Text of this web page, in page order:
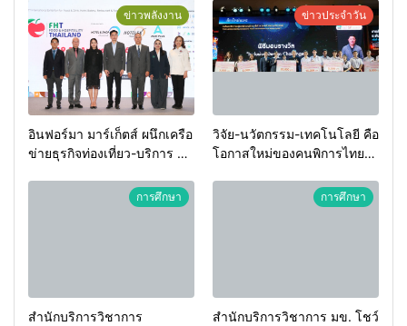
ข่าวพลังงาน
อินฟอร์มา มาร์เก็ตส์ ผนึกเครือ
ข่ายธุรกิจท่องเที่ยว-บริการ จัด
2026 เชื่อม 4 งานใหญ่ สร้าง
โอกาสธุรกิจครบวงจร ด้วย
ข่าวประจำวัน
วิจัย-นวัตกรรม-เทคโนโลยี คือ
โอกาสใหม่ของคนพิการไทย
การศึกษา
สำนักบริการวิชาการ
การศึกษา
สำนักบริการวิชาการ มข. โชว์